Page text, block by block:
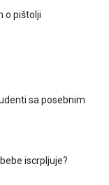
o pištolji
sa posebnim
iscrpljuje?